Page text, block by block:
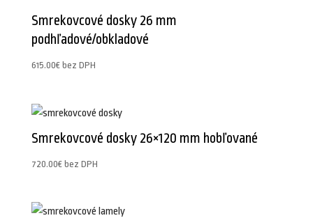
Smrekovcové dosky 26 mm
podhľadové/obkladové
615.00€ bez DPH
Smrekovcové dosky 26×120 mm hobľované
720.00€ bez DPH